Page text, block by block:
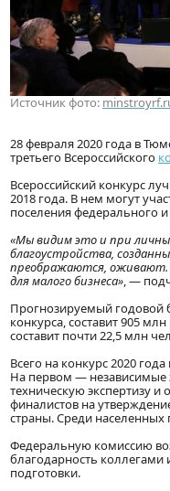
Источник фото:
28 февраля 2020 года в
третьего Всероссийского
Всероссийский конкурс
2018 года. В нем могут
поселения федерального
«Мы видим это и при
благоустройства,
преображаются, оживают.
для малого бизнеса», —
Прогнозируемый годовой
конкурса, составит 905
составит почти 22,5 млн
Всего на конкурс 2020
На первом — независимые
техническую экспертизу
финалистов на
страны. Среди населенных
Федеральную комиссию
благодарность коллегами
подготовки.